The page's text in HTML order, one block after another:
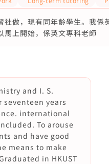
社做，現有同年齡學生。我
上開始，係英文專科老師
and I. S.
seventeen years
international
To arouse
and have good
means to make
in HKUST